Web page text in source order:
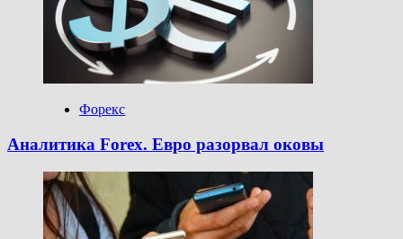
Форекс
Аналитика Forex. Евро разорвал оковы